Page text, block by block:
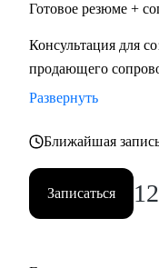
Готовое резюме +
Консультация для
продающего
Развернуть
Ближайшая
Записаться